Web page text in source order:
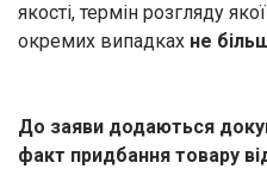
якості, термін розгляду
окремих випадках не
До заяви додаються
факт придбання товару